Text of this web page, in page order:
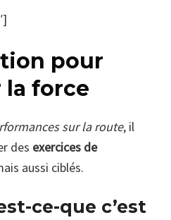
pour
force
sur la route, il
des exercices de
aussi ciblés.
ce-que c’est